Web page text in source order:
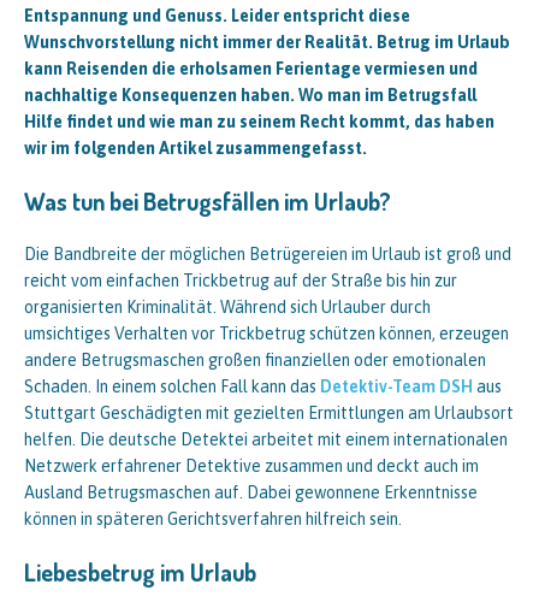
Entspannung und Genuss. Leider entspricht diese
Wunschvorstellung nicht immer der Realität. Betrug im Urlaub
kann Reisenden die erholsamen Ferientage vermiesen und
nachhaltige Konsequenzen haben. Wo man im Betrugsfall
Hilfe findet und wie man zu seinem Recht kommt, das haben
wir im folgenden Artikel zusammengefasst.
Was tun bei Betrugsfällen im Urlaub?
Die Bandbreite der möglichen Betrügereien im Urlaub ist groß und
reicht vom einfachen Trickbetrug auf der Straße bis hin zur
organisierten Kriminalität. Während sich Urlauber durch
umsichtiges Verhalten vor Trickbetrug schützen können, erzeugen
andere Betrugsmaschen großen finanziellen oder emotionalen
Schaden. In einem solchen Fall kann das Detektiv-Team DSH aus
Stuttgart Geschädigten mit gezielten Ermittlungen am Urlaubsort
helfen. Die deutsche Detektei arbeitet mit einem internationalen
Netzwerk erfahrener Detektive zusammen und deckt auch im
Ausland Betrugsmaschen auf. Dabei gewonnene Erkenntnisse
können in späteren Gerichtsverfahren hilfreich sein.
Liebesbetrug im Urlaub